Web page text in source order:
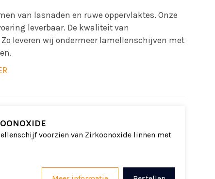
van lasnaden en ruwe oppervlaktes. Onze
leverbaar. De kwaliteit van
leveren wij ondermeer lamellenschijven met
voorzien van Zirkoonoxide linnen met